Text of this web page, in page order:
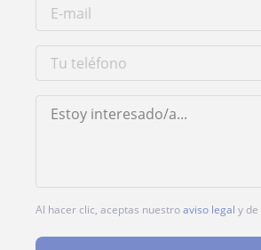
Al hacer clic, aceptas nuestroaviso legal y de